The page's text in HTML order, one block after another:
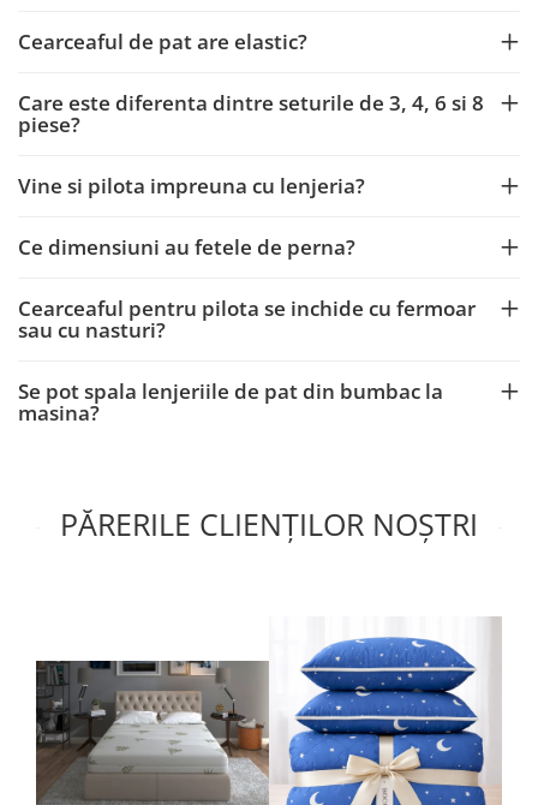
Cearceaful de pat are elastic?
Care este diferenta dintre seturile de 3, 4, 6 si 8
piese?
Vine si pilota impreuna cu lenjeria?
Ce dimensiuni au fetele de perna?
Cearceaful pentru pilota se inchide cu fermoar
sau cu nasturi?
Se pot spala lenjeriile de pat din bumbac la
masina?
PĂRERILE CLIENȚILOR NOȘTRI